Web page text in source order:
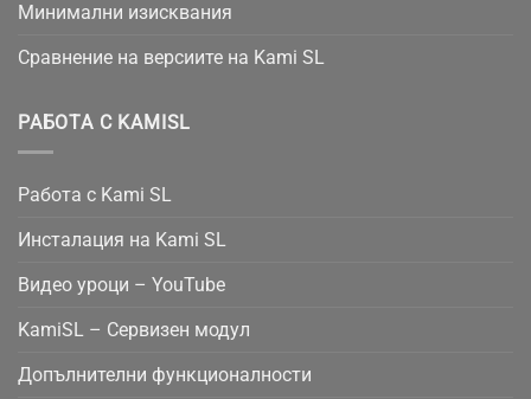
Минимални изисквания
Сравнение на версиите на Kami SL
РАБОТА С KAMISL
Работа с Kami SL
Инсталация на Kami SL
Видео уроци – YouTube
KamiSL – Сервизен модул
Допълнителни функционалности